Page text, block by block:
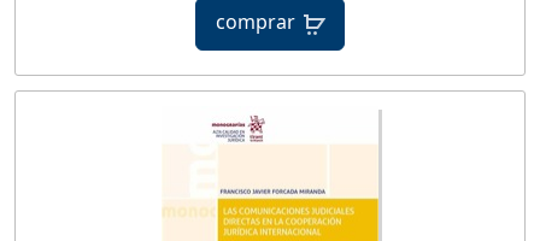
comprar